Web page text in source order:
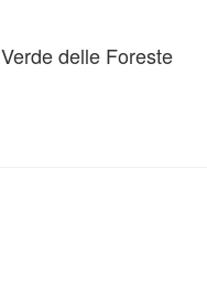
delle Foreste